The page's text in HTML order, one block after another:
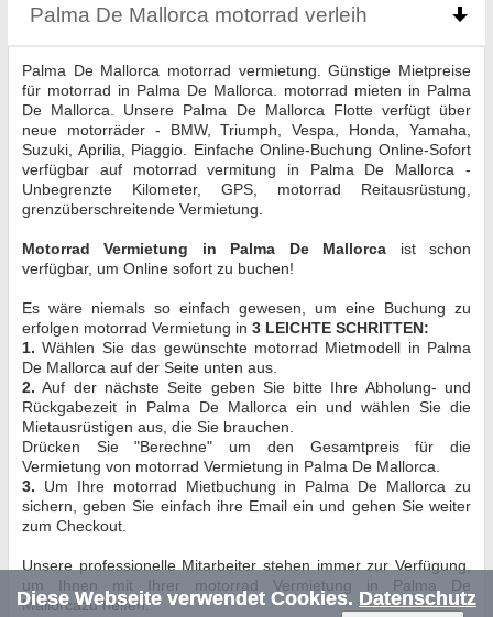
Palma De Mallorca motorrad verleih click to
Palma De Mallorca motorrad vermietung. Günstige Mietpreise
für motorrad in Palma De Mallorca. motorrad mieten in Palma
De Mallorca. Unsere Palma De Mallorca Flotte verfügt über
neue motorräder - BMW, Triumph, Vespa, Honda, Yamaha,
Suzuki, Aprilia, Piaggio. Einfache Online-Buchung Online-Sofort
verfügbar auf motorrad vermitung in Palma De Mallorca -
Unbegrenzte Kilometer, GPS, motorrad Reitausrüstung,
grenzüberschreitende Vermietung.
Motorrad Vermietung in Palma De Mallorca ist schon
verfügbar, um Online sofort zu buchen!
Es wäre niemals so einfach gewesen, um eine Buchung zu
erfolgen motorrad Vermietung in3 LEICHTE SCHRITTEN:
1. Wählen Sie das gewünschte motorrad Mietmodell in Palma
De Mallorca auf der Seite unten aus.
2. Auf der nächste Seite geben Sie bitte Ihre Abholung- und
Rückgabezeit in Palma De Mallorca ein und wählen Sie die
Mietausrüstigen aus, die Sie brauchen.
Drücken Sie "Berechne" um den Gesamtpreis für die
Vermietung von motorrad Vermietung in Palma De Mallorca.
3. Um Ihre motorrad Mietbuchung in Palma De Mallorca zu
sichern, geben Sie einfach ihre Email ein und gehen Sie weiter
zum Checkout.
Unsere professionelle Mitarbeiter stehen immer zur Verfügung,
um Ihnen mit Ihrer motorrad Vermietung in Palma De
Mallorcazu helfen.
Diese Webseite verwendet Cookies. Datenschutz